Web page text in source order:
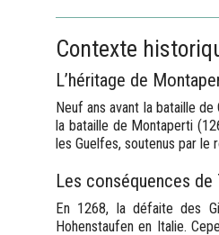
Contexte
L’héritage de
Neuf ans avant la bataille
la bataille de Montaperti
les Guelfes, soutenus par le
Les conséquences de
En 1268, la défaite des
Hohenstaufen en Italie.